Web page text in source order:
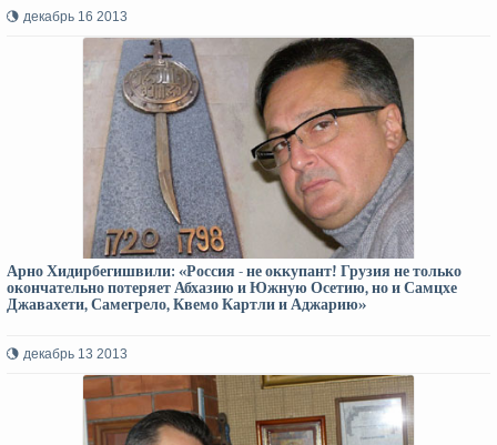
декабрь 16 2013
Арно Хидирбегишвили: «Россия - не оккупант! Грузия не только
окончательно потеряет Абхазию и Южную Осетию, но и Самцхе
Джавахети, Самегрело, Квемо Картли и Аджарию»
декабрь 13 2013